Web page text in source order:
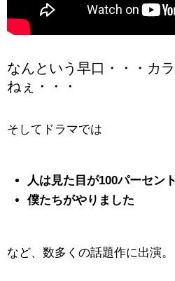
なんという早口・・・カ
ねぇ・・・
そしてドラマでは
人は見た目が100パーセント
僕たちがやりました
など、数多くの話題作に出演。